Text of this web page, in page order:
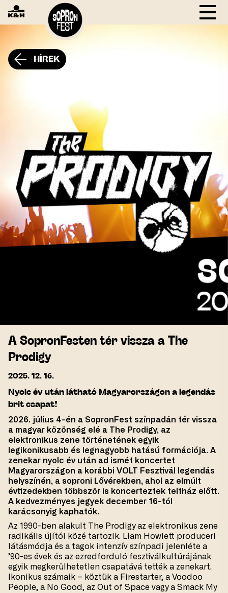
HÍREK
A SopronFesten tér vissza a The
Prodigy
2025. 12. 16.
Nyolc év után látható Magyarországon a legendás
brit csapat!
2026. július 4-én a SopronFest színpadán tér vissza
a magyar közönség elé a The Prodigy, az
elektronikus zene történetének egyik
legikonikusabb és legnagyobb hatású formációja. A
zenekar nyolc év után ad ismét koncertet
Magyarországon a korábbi VOLT Fesztivál legendás
helyszínén, a soproni Lővérekben, ahol az elmúlt
évtizedekben többször is koncerteztek teltház előtt.
A kedvezményes jegyek december 16-tól
karácsonyig kaphatók.
Az 1990-ben alakult The Prodigy az elektronikus zene
radikális újítói közé tartozik. Liam Howlett produceri
látásmódja és a tagok intenzív színpadi jelenléte a
’90-es évek és az ezredforduló fesztiválkultúrájának
egyik megkerülhetetlen csapatává tették a zenekart.
Ikonikus számaik – köztük a Firestarter, a Voodoo
People, a No Good, az Out of Space vagy a Smack My